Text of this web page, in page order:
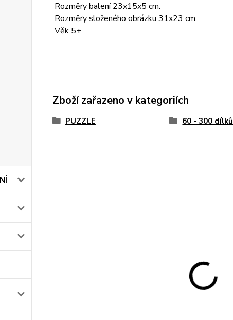
Rozměry balení 23x15x5 cm.
Rozměry složeného obrázku 31x23 cm.
Věk 5+
Zboží zařazeno v kategoriích
PUZZLE 60 - 300 dílků